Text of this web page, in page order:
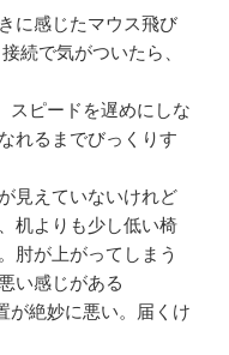
に感じたマウス飛び
続で気がついたら、
スピードを遅めにしな
れるまでびっくりす
見えていないけれど
机よりも少し低い椅
肘が上がってしまう
い感じがある
が絶妙に悪い。届くけ